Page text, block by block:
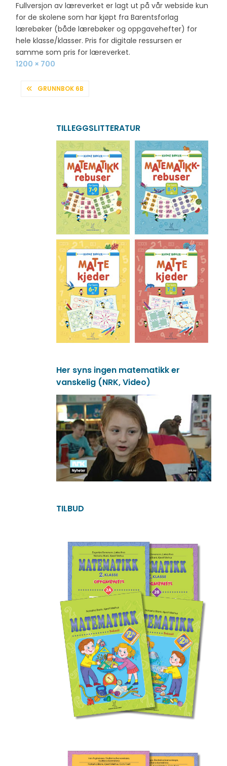
Fullversjon av læreverket er lagt ut på vår webside kun
for de skolene som har kjøpt fra Barentsforlag
lærebøker (både lærebøker og oppgavehefter) for
hele klasse/klasser. Pris for digitale ressursen er
samme som pris for læreverket.
Full
1200 × 700
INNLEGGSNAVIGASJON
GRUNNBOK 6B
TILLEGGSLITTERATUR
Her syns ingen matematikk er
vanskelig (NRK, Video)
TILBUD